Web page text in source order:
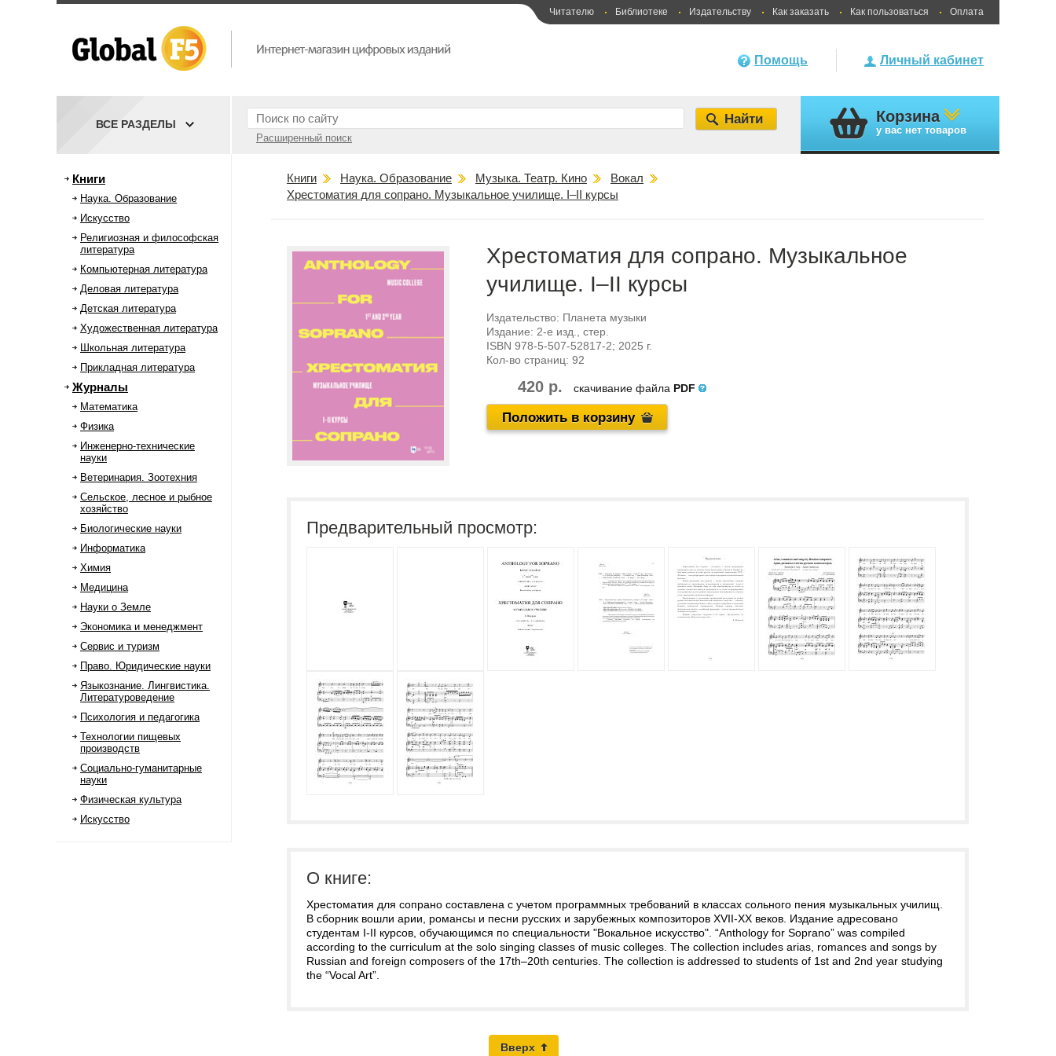
Читателю Библиотеке Издательству Как заказать Как пользоваться Оплата
Личный кабинет
Помощь
Расширенный поиск
ВСЕ РАЗДЕЛЫ Корзина
у вас нет товаров
Книги
Наука. Образование
Искусство
Религиозная и философская
литература
Компьютерная литература
Деловая литература
Детская литература
Художественная литература
Школьная литература
Прикладная литература
Журналы
Математика
Физика
Инженерно-технические
науки
Ветеринария. Зоотехния
Сельское, лесное и рыбное
хозяйство
Биологические науки
Информатика
Химия
Медицина
Науки о Земле
Экономика и менеджмент
Сервис и туризм
Право. Юридические науки
Языкознание. Лингвистика.
Литературоведение
Психология и педагогика
Технологии пищевых
производств
Социально-гуманитарные
науки
Физическая культура
Искусство
Книги Наука. Образование Музыка. Театр. Кино
Вокал
Хрестоматия для сопрано. Музыкальное училище. I–II курсы
Хрестоматия для сопрано. Музыкальное
училище. I–II курсы
Издательство: Планета музыки
Издание: 2-е изд., стер.
ISBN 978-5-507-52817-2; 2025 г.
Кол-во страниц: 92
420 р. скачивание файла PDF
Положить в корзину
Предварительный просмотр:
О книге:
Хрестоматия для сопрано составлена с учетом программных требований в классах сольного пения музыкальных училищ.
В сборник вошли арии, романсы и песни русских и зарубежных композиторов XVII-XX веков. Издание адресовано
студентам I-II курсов, обучающимся по специальности "Вокальное искусство". “Anthology for Soprano” was compiled
according to the curriculum at the solo singing classes of music colleges. The collection includes arias, romances and songs by
Russian and foreign composers of the 17th–20th centuries. The collection is addressed to students of 1st and 2nd year studying
the “Vocal Art”.
Вверх